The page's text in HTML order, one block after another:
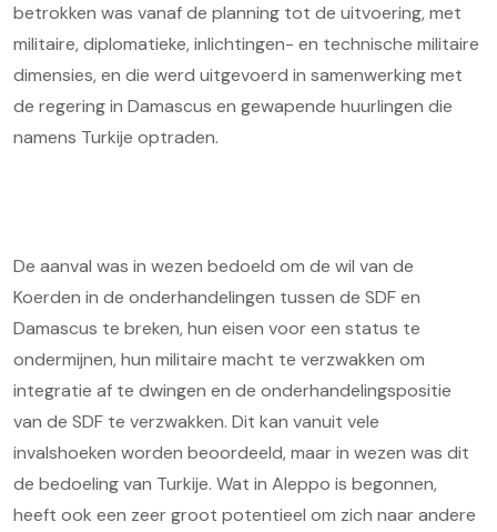
betrokken was vanaf de planning tot de uitvoering, met
militaire, diplomatieke, inlichtingen- en technische militaire
dimensies, en die werd uitgevoerd in samenwerking met
de regering in Damascus en gewapende huurlingen die
namens Turkije optraden.
De aanval was in wezen bedoeld om de wil van de
Koerden in de onderhandelingen tussen de SDF en
Damascus te breken, hun eisen voor een status te
ondermijnen, hun militaire macht te verzwakken om
integratie af te dwingen en de onderhandelingspositie
van de SDF te verzwakken. Dit kan vanuit vele
invalshoeken worden beoordeeld, maar in wezen was dit
de bedoeling van Turkije. Wat in Aleppo is begonnen,
heeft ook een zeer groot potentieel om zich naar andere